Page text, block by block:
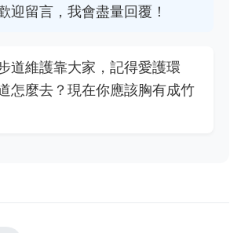
迎留言，我會盡量回覆！
道維護靠大家，記得愛護環
怎麼去？現在你應該胸有成竹